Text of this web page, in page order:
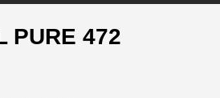
PURE 472